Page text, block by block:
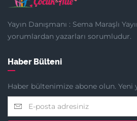
Yayın Danışmanı : Sema Maraşlı
yorumlardan yazarları sorumludur.
Haber Bülteni
Haber bültenimize abone olun. Yeni